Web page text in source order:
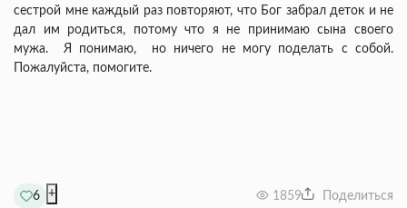
сестрой мне каждый раз повторяют, что Бог забрал деток и не
дал им родиться, потому что я не принимаю сына своего
мужа. Я понимаю, но ничего не могу поделать с собой.
Пожалуйста, помогите.
6 + 1859 Поделиться